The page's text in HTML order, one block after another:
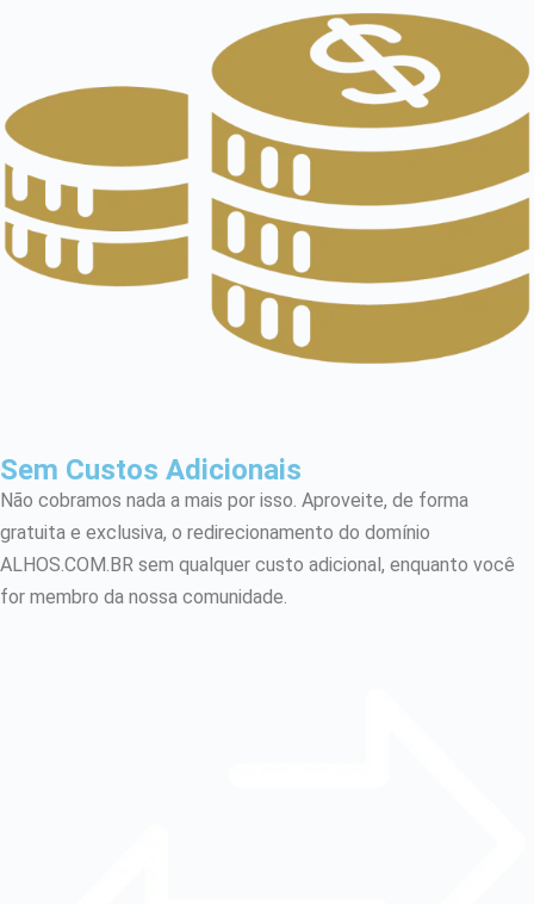
Sem Custos Adicionais
Não cobramos nada a mais por isso. Aproveite, de forma
gratuita e exclusiva, o redirecionamento do domínio
ALHOS.COM.BR sem qualquer custo adicional, enquanto você
for membro da nossa comunidade.